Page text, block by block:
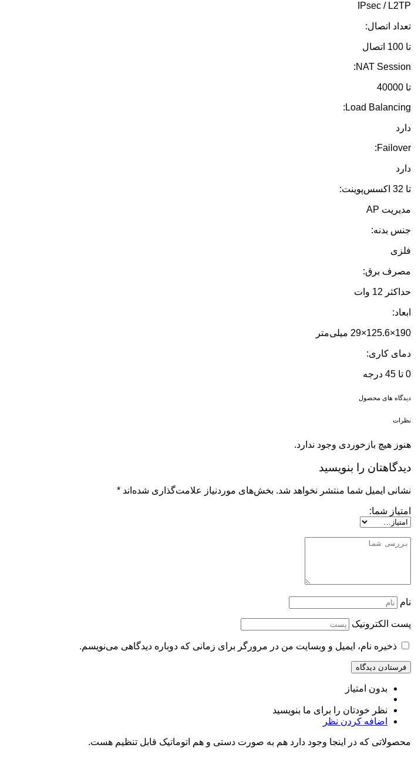
IPsec / L2TP
تعداد اتصال:
تا 100 اتصال
NAT Session:
تا 40000
Load Balancing:
دارد
Failover:
دارد
تا 32 اکسس‌پوینت:
مدیریت AP
جنس بدنه:
فلزی
مصرف برق:
حداکثر 12 وات
ابعاد:
190×125.6×29 میلی‌متر
دمای کاری:
0 تا 45 درجه
دیدگاه های محصول
نظرات
هنوز هیچ بازخوردی وجود ندارد.
دیدگاهتان را بنویسید
نشانی ایمیل شما منتشر نخواهد شد. بخش‌های موردنیاز علامت‌گذاری شده‌اند *
امتیاز شما:
نام
پست الکترونیک
ذخیره نام، ایمیل و وبسایت من در مرورگر برای زمانی که دوباره دیدگاهی می‌نویسم.
بدون امتیاز
نظر خودتان را برای ما بنویسید
اضافه کردن نظر
محصولاتی که در اینجا وجود دارد هم به صورت دستی و هم اتوماتیک قابل تنظیم هست.